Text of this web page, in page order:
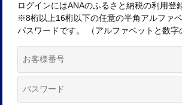
ログインにはANAのふるさと納税の利用登
※8桁以上16桁以下の任意の半角アルファ
パスワードです。 （アルファベットと数字